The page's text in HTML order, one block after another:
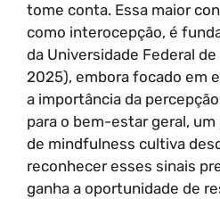
tome conta. Essa maior
como interocepção, é
da Universidade Federal de
2025), embora focado em
a importância da
para o bem-estar geral,
de mindfulness cultiva
reconhecer esses sinais
ganha a oportunidade de